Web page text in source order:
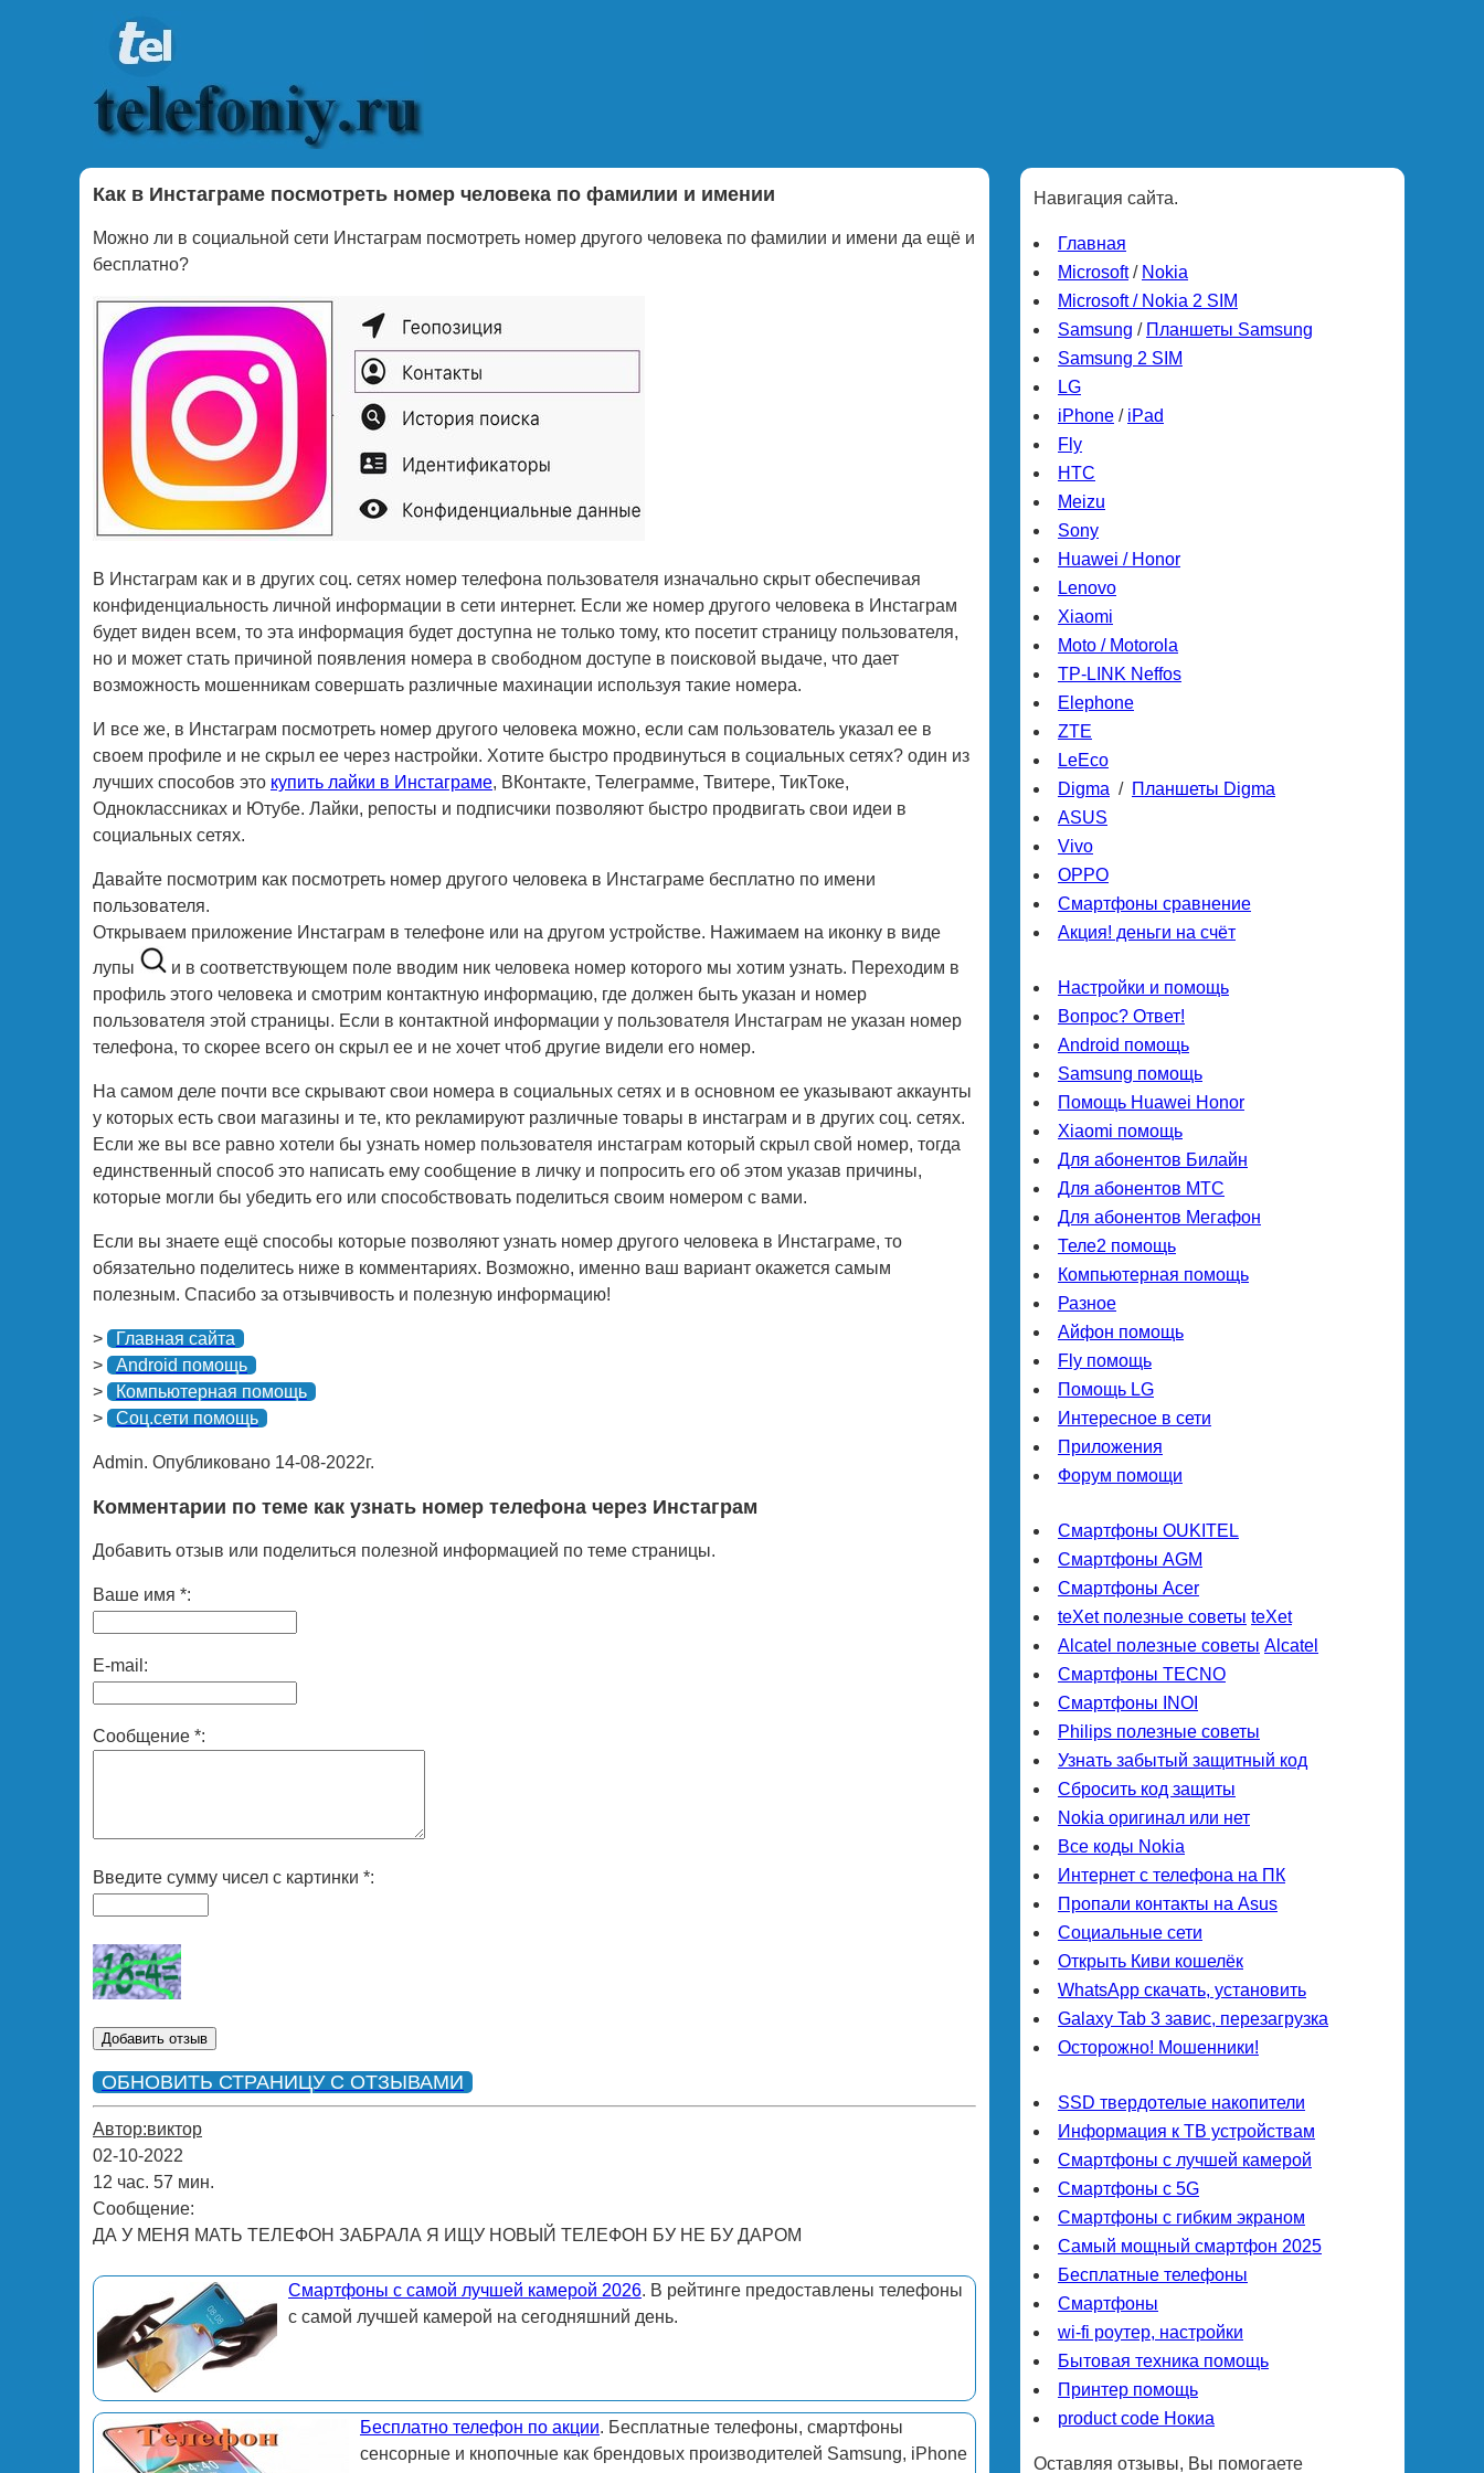
Как в Инстаграме посмотреть номер человека по фамилии и имении
Можно ли в социальной сети Инстаграм посмотреть номер другого человека по фамилии и имени да ещё и
бесплатно?
В Инстаграм как и в других соц. сетях номер телефона пользователя изначально скрыт обеспечивая
конфиденциальность личной информации в сети интернет. Если же номер другого человека в Инстаграм
будет виден всем, то эта информация будет доступна не только тому, кто посетит страницу пользователя,
но и может стать причиной появления номера в свободном доступе в поисковой выдаче, что дает
возможность мошенникам совершать различные махинации используя такие номера.
И все же, в Инстаграм посмотреть номер другого человека можно, если сам пользователь указал ее в
своем профиле и не скрыл ее через настройки. Хотите быстро продвинуться в социальных сетях? один из
лучших способов это купить лайки в Инстаграме, ВКонтакте, Телеграмме, Твитере, ТикТоке,
Одноклассниках и Ютубе. Лайки, репосты и подписчики позволяют быстро продвигать свои идеи в
социальных сетях.
Давайте посмотрим как посмотреть номер другого человека в Инстаграме бесплатно по имени
пользователя.
Открываем приложение Инстаграм в телефоне или на другом устройстве. Нажимаем на иконку в виде
лупы
и в соответствующем поле вводим ник человека номер которого мы хотим узнать. Переходим в
профиль этого человека и смотрим контактную информацию, где должен быть указан и номер
пользователя этой страницы. Если в контактной информации у пользователя Инстаграм не указан номер
телефона, то скорее всего он скрыл ее и не хочет чтоб другие видели его номер.
На самом деле почти все скрывают свои номера в социальных сетях и в основном ее указывают аккаунты
у которых есть свои магазины и те, кто рекламируют различные товары в инстаграм и в других соц. сетях.
Если же вы все равно хотели бы узнать номер пользователя инстаграм который скрыл свой номер, тогда
единственный способ это написать ему сообщение в личку и попросить его об этом указав причины,
которые могли бы убедить его или способствовать поделиться своим номером с вами.
Если вы знаете ещё способы которые позволяют узнать номер другого человека в Инстаграме, то
обязательно поделитесь ниже в комментариях. Возможно, именно ваш вариант окажется самым
полезным. Спасибо за отзывчивость и полезную информацию!
>
Главная сайта
>
Android помощь
>
Компьютерная помощь
>
Соц.сети помощь
Admin. Опубликовано 14-08-2022г.
Комментарии по теме как узнать номер телефона через Инстаграм
Добавить отзыв или поделиться полезной информацией по теме страницы.
Ваше имя *:
E-mail:
Сообщение *:
Введите сумму чисел с картинки *:
ОБНОВИТЬ СТРАНИЦУ С ОТЗЫВАМИ
Автор:виктор
02-10-2022
12 час. 57 мин.
Сообщение:
ДА У МЕНЯ МАТЬ ТЕЛЕФОН ЗАБРАЛА Я ИЩУ НОВЫЙ ТЕЛЕФОН БУ НЕ БУ ДАРОМ
Смартфоны с самой лучшей камерой 2026. В рейтинге предоставлены телефоны
с самой лучшей камерой на сегодняшний день.
Бесплатно телефон по акции. Бесплатные телефоны, смартфоны
сенсорные и кнопочные как брендовых производителей Samsung, iPhone
Навигация сайта.
Главная
Microsoft/ Nokia
Microsoft / Nokia 2 SIM
Samsung / Планшеты Samsung
Samsung 2 SIM
LG
iPhone / iPad
Fly
HTC
Meizu
Sony
Huawei / Honor
Lenovo
Xiaomi
Moto / Motorola
TP-LINK Neffos
Elephone
ZTE
LeEco
Digma / Планшеты Digma
ASUS
Vivo
OPPO
Смартфоны сравнение
Акция! деньги на счёт
Настройки и помощь
Вопрос? Ответ!
Android помощь
Samsung помощь
Помощь Huawei Honor
Xiaomi помощь
Для абонентов Билайн
Для абонентов МТС
Для абонентов Мегафон
Теле2 помощь
Компьютерная помощь
Разное
Айфон помощь
Fly помощь
Помощь LG
Интересное в сети
Приложения
Форум помощи
Смартфоны OUKITEL
Смартфоны AGM
Смартфоны Acer
teXet полезные советы teXet
Alcatel полезные советы Alcatel
Смартфоны TECNO
Смартфоны INOI
Philips полезные советы
Узнать забытый защитный код
Сбросить код защиты
Nokia оригинал или нет
Все коды Nokia
Интернет с телефона на ПК
Пропали контакты на Asus
Социальные сети
Открыть Киви кошелёк
WhatsApp скачать, установить
Galaxy Tab 3 завис, перезагрузка
Осторожно! Мошенники!
SSD твердотелые накопители
Информация к ТВ устройствам
Смартфоны с лучшей камерой
Смартфоны с 5G
Смартфоны с гибким экраном
Самый мощный смартфон 2025
Бесплатные телефоны
Смартфоны
wi-fi роутер, настройки
Бытовая техника помощь
Принтер помощь
product code Нокиа
Оставляя отзывы, Вы помогаете